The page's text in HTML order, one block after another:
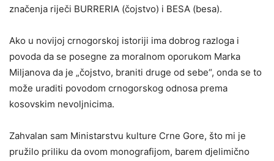
značenja riječi BURRERIA (čojstvo) i BESA (besa).
Ako u novijoj crnogorskoj istoriji ima dobrog razloga i
povoda da se posegne za moralnom oporukom Marka
Miljanova da je „čojstvo, braniti druge od sebe“, onda se to
može uraditi povodom crnogorskog odnosa prema
kosovskim nevoljnicima.
Zahvalan sam Ministarstvu kulture Crne Gore, što mi je
pružilo priliku da ovom monografijom, barem djelimično